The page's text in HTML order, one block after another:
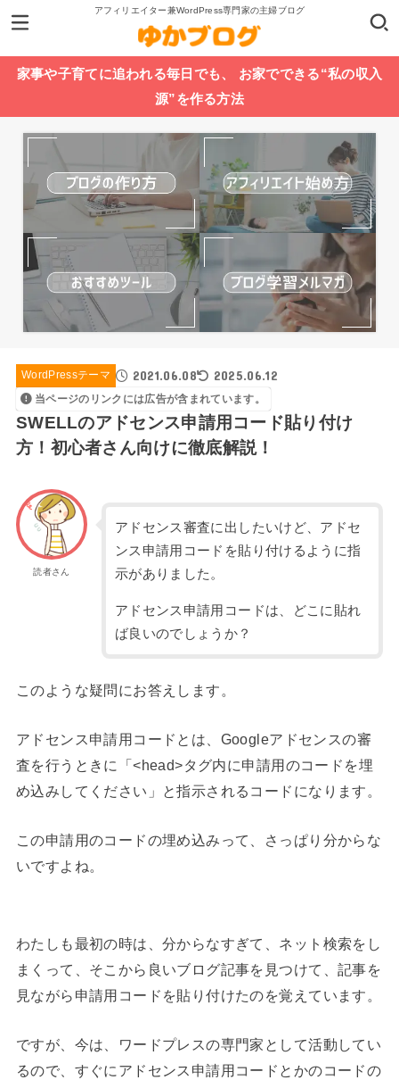
アフィリエイター兼WordPress専門家の主婦ブログ
家事や子育てに追われる毎日でも、 お家でできる“私の収入
源”を作る方法
WordPressテーマ 2021.06.08 2025.06.12
当ページのリンクには広告が含まれています。
SWELLのアドセンス申請用コード貼り付け
方！初心者さん向けに徹底解説！
読者さん
アドセンス審査に出したいけど、アドセ
ンス申請用コードを貼り付けるように指
示がありました。
アドセンス申請用コードは、どこに貼れ
ば良いのでしょうか？
このような疑問にお答えします。
アドセンス申請用コードとは、Googleアドセンスの審
査を行うときに「<head>タグ内に申請用のコードを埋
め込みしてください」と指示されるコードになります。
この申請用のコードの埋め込みって、さっぱり分からな
いですよね。
わたしも最初の時は、分からなすぎて、ネット検索をし
まくって、そこから良いブログ記事を見つけて、記事を
見ながら申請用コードを貼り付けたのを覚えています。
ですが、今は、ワードプレスの専門家として活動してい
るので、すぐにアドセンス申請用コードとかのコードの